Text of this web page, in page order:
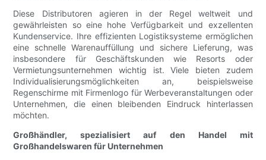
Diese Distributoren agieren in der Regel weltweit und
gewährleisten so eine hohe Verfügbarkeit und exzellenten
Kundenservice. Ihre effizienten Logistiksysteme ermöglichen
eine schnelle Warenauffüllung und sichere Lieferung, was
insbesondere für Geschäftskunden wie Resorts oder
Vermietungsunternehmen wichtig ist. Viele bieten zudem
Individualisierungsmöglichkeiten an, beispielsweise
Regenschirme mit Firmenlogo für Werbeveranstaltungen oder
Unternehmen, die einen bleibenden Eindruck hinterlassen
möchten.
Großhändler, spezialisiert auf den Handel mit
Großhandelswaren für Unternehmen